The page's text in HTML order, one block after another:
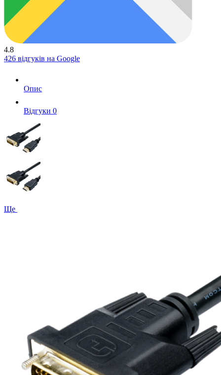
4.8
426 відгуків на Google
Опис
Вiдгуки 0
Ще